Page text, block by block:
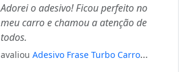
Adorei o adesivo! Ficou perfeito no
meu carro e chamou a atenção de
todos.
avaliou Adesivo Frase Turbo Carro